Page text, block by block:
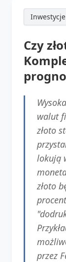
Inwestycje
Czy
walut
złoto
lokują
złoto
przez